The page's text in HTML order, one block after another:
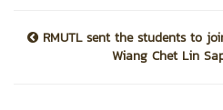
RMUTL sent the students to
Wiang Chet Lin